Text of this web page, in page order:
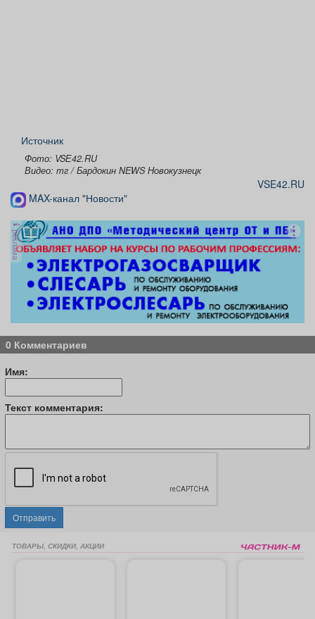
Источник
Фото: VSЕ42.RU
Видео: тг / Бардокин NEWS Новокузнецк
VSE42.RU
MAX-канал "Новости"
реклама
0 Комментариев
Имя:
Текст комментария:
Отправить
ТОВАРЫ, СКИДКИ, АКЦИИ